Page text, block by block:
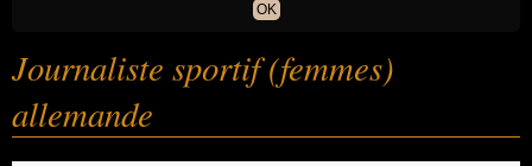
OK
Journaliste sportif (femmes)
allemande